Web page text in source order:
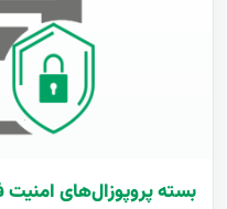
بسته پروپوزال‌های امنیت